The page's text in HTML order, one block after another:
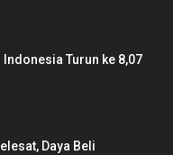
Turun ke 8,07
Daya Beli